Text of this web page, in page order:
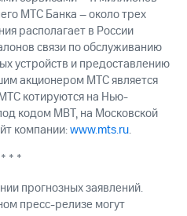
МТС Банка – около трех
располагает в России
связи по обслуживанию
устройств и предоставлению
акционером МТС является
котируются на Нью-
кодом MBT, на Московской
компании:www.mts.ru.
* * *
прогнозных заявлений.
пресс-релизе могут